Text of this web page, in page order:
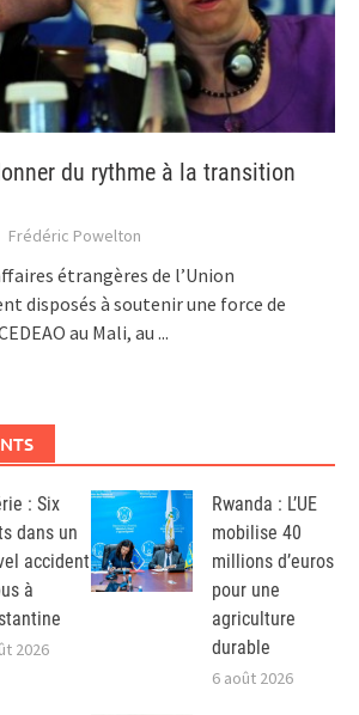
du rythme à la transition
Frédéric Powelton
étrangères de l’Union
disposés à soutenir une force de
au Mali, au ...
: Six
dans un
accident
à
2026
Rwanda : L’UE
mobilise 40
millions d’euros
pour une
agriculture
durable
6 août 2026